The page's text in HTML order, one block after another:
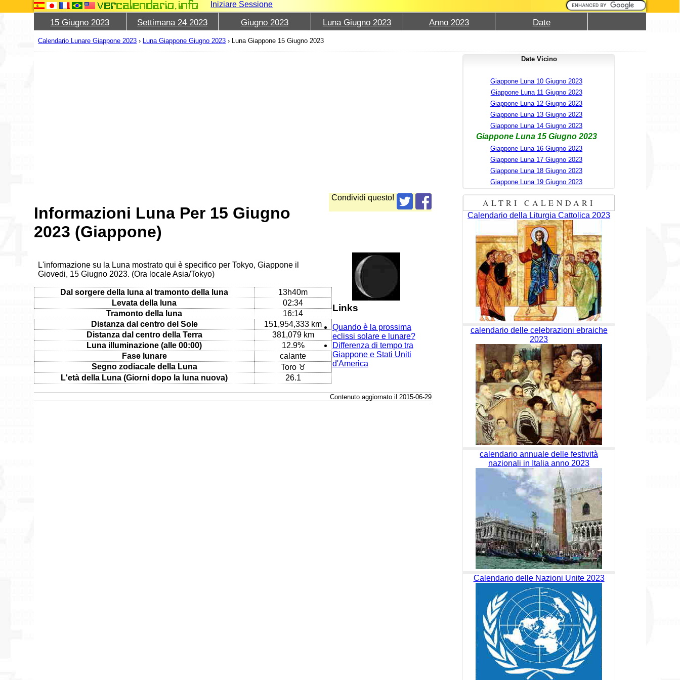
Iniziare Sessione
15 Giugno 2023 Settimana 24 2023 Giugno 2023 Luna Giugno 2023 Anno 2023 Date
Calendario Lunare Giappone 2023 › Luna Giappone Giugno 2023 › Luna Giappone 15 Giugno 2023
Condividi questo!
Informazioni Luna Per 15 Giugno
2023 (Giappone)
L'informazione su la Luna mostrato qui è specifico per Tokyo, Giappone il
Giovedi, 15 Giugno 2023. (Ora locale Asia/Tokyo)
Dal sorgere della luna al tramonto della luna
13h40m
Levata della luna
02:34
Tramonto della luna
16:14
Distanza dal centro del Sole
151,954,333 km
Distanza dal centro della Terra
381,079 km
Luna illuminazione (alle 00:00)
12.9%
Fase lunare
calante
Segno zodiacale della Luna
Toro ♉
L'età della Luna (Giorni dopo la luna nuova)
26.1
Links
Quando è la prossima
eclissi solare e lunare?
Differenza di tempo tra
Giappone e Stati Uniti
d'America
Contenuto aggiornato il 2015-06-29
Date Vicino
Giappone Luna 10 Giugno 2023
Giappone Luna 11 Giugno 2023
Giappone Luna 12 Giugno 2023
Giappone Luna 13 Giugno 2023
Giappone Luna 14 Giugno 2023
Giappone Luna 15 Giugno 2023
Giappone Luna 16 Giugno 2023
Giappone Luna 17 Giugno 2023
Giappone Luna 18 Giugno 2023
Giappone Luna 19 Giugno 2023
ALTRI CALENDARI
Calendario della Liturgia Cattolica 2023
calendario delle celebrazioni ebraiche
2023
calendario annuale delle festività
nazionali in Italia anno 2023
Calendario delle Nazioni Unite 2023